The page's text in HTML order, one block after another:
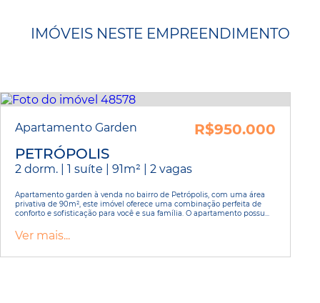
IMÓVEIS NESTE EMPREENDIMENTO
Apartamento Garden
R$950.000
PETRÓPOLIS
2 dorm. | 1 suíte | 91m² | 2 vagas
Apartamento garden à venda no bairro de Petrópolis, com uma área
privativa de 90m², este imóvel oferece uma combinação perfeita de
conforto e sofisticação para você e sua família. O apartamento possu...
Ver mais...